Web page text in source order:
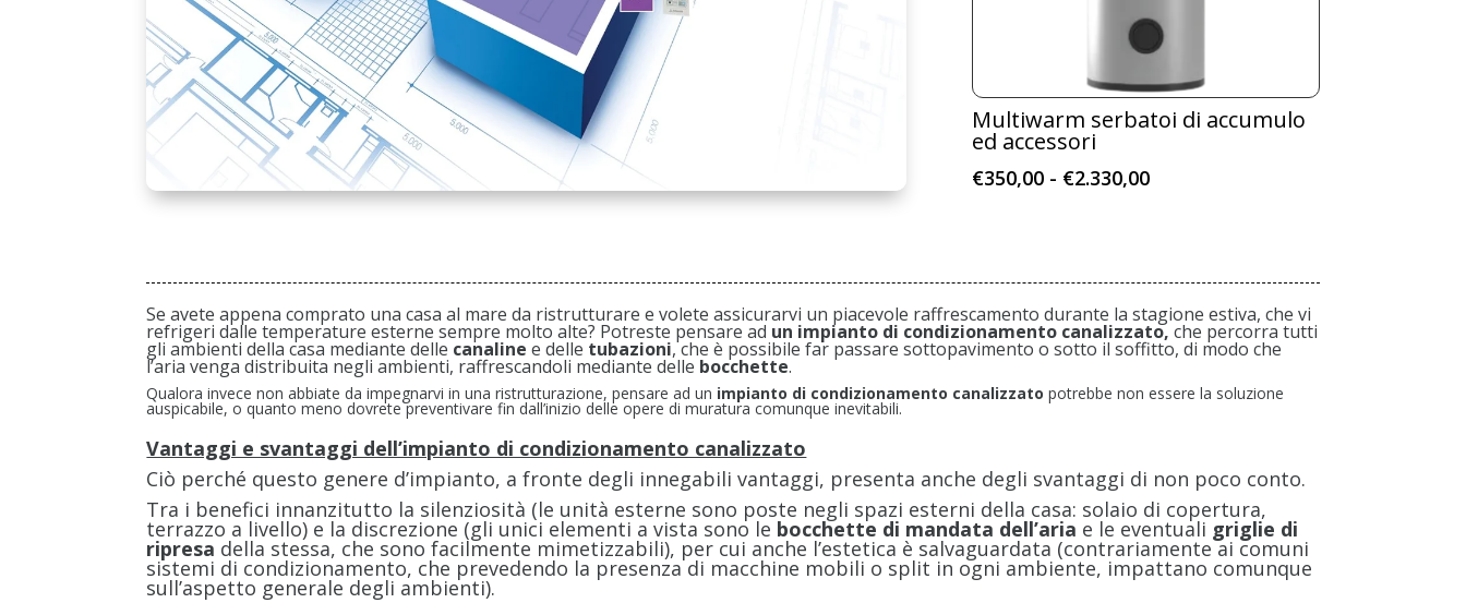
Multiwarm serbatoi di accumulo
ed accessori
€350,00 - €2.330,00Fascia
€350,00
a
€2.330,00
Se avete appena comprato una casa al mare da ristrutturare e volete assicurarvi un piacevole raffrescamento durante la stagione estiva, che vi
refrigeri dalle temperature esterne sempre molto alte? Potreste pensare ad un impianto di condizionamento canalizzato, che percorra tutti
gli ambienti della casa mediante delle canaline e delle tubazioni, che è possibile far passare sottopavimento o sotto il soffitto, di modo che
l’aria venga distribuita negli ambienti, raffrescandoli mediante delle bocchette.
Qualora invece non abbiate da impegnarvi in una ristrutturazione, pensare ad un impianto di condizionamento canalizzato potrebbe non essere la soluzione
auspicabile, o quanto meno dovrete preventivare fin dall’inizio delle opere di muratura comunque inevitabili.
Vantaggi e svantaggi dell’impianto di condizionamento canalizzato
Ciò perché questo genere d’impianto, a fronte degli innegabili vantaggi, presenta anche degli svantaggi di non poco conto.
Tra i benefici innanzitutto la silenziosità (le unità esterne sono poste negli spazi esterni della casa: solaio di copertura,
terrazzo a livello) e la discrezione (gli unici elementi a vista sono le bocchette di mandata dell’aria e le eventuali griglie di
ripresa della stessa, che sono facilmente mimetizzabili), per cui anche l’estetica è salvaguardata (contrariamente ai comuni
sistemi di condizionamento, che prevedendo la presenza di macchine mobili o split in ogni ambiente, impattano comunque
sull’aspetto generale degli ambienti).